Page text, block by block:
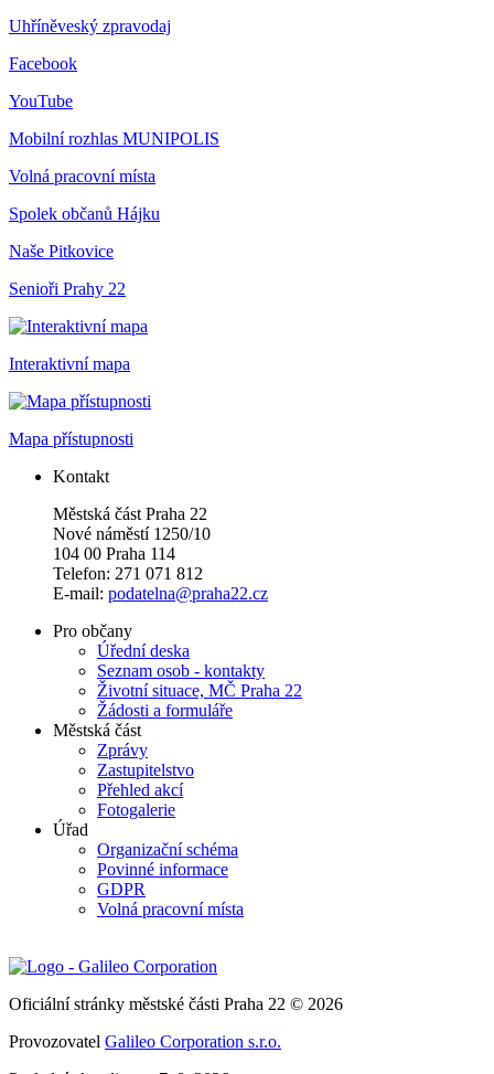
Uhříněveský zpravodaj
Facebook
YouTube
Mobilní rozhlas MUNIPOLIS
Volná pracovní místa
Spolek občanů Hájku
Naše Pitkovice
Senioři Prahy 22
Interaktivní mapa
Mapa přístupnosti
Kontakt
Městská část Praha 22
Nové náměstí 1250/10
104 00 Praha 114
Telefon: 271 071 812
E-mail: podatelna@praha22.cz
Pro občany
Úřední deska
Seznam osob - kontakty
Životní situace, MČ Praha 22
Žádosti a formuláře
Městská část
Zprávy
Zastupitelstvo
Přehled akcí
Fotogalerie
Úřad
Organizační schéma
Povinné informace
GDPR
Volná pracovní místa
Oficiální stránky městské části Praha 22 © 2026
Provozovatel Galileo Corporation s.r.o.